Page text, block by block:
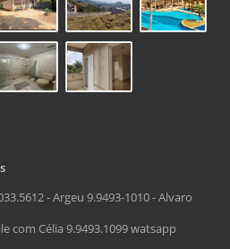
- Argeu 9.9493-1010 - Alvaro
com Célia 9.9493.1099 watsapp